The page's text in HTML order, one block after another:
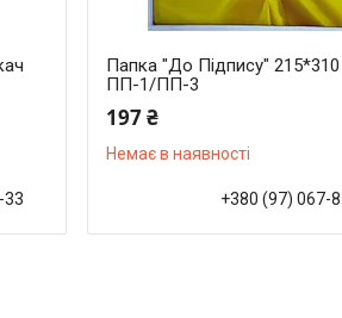
33
Папка "До Підпису"
ПП-1/ПП-3
197 ₴
Немає в наявності
+380 (97) 067-